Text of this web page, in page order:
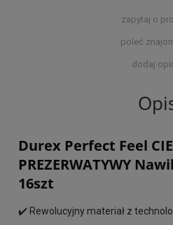
zapytaj o
poleć
dodaj
Durex Perfect Feel
PREZERWATYWY
16szt
✔️ Rewolucyjny materiał z